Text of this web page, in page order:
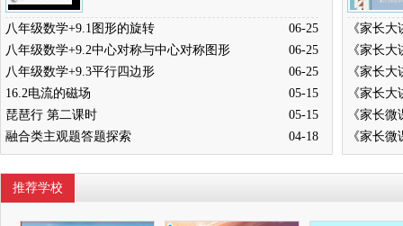
八年级数学+9.1图形的旋转
06-25
八年级数学+9.2中心对称与中心对称图形
06-25
八年级数学+9.3平行四边形
06-25
16.2电流的磁场
05-15
琵琶行 第二课时
05-15
融合类主观题答题探索
04-18
推荐学校